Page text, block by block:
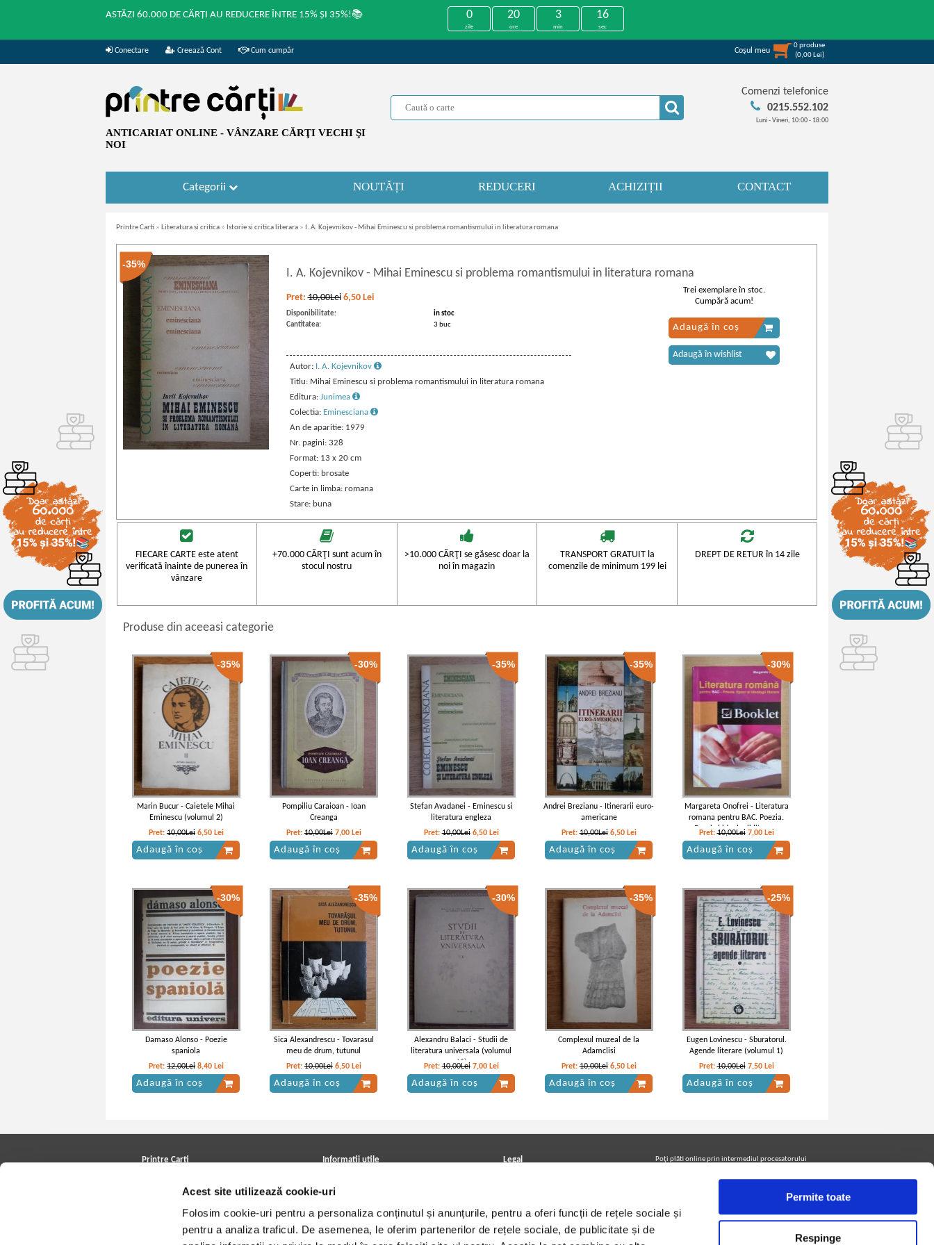
Acest site utilizează cookie-uri
Folosim cookie-uri pentru a personaliza conținutul și anunțurile, pentru a oferi funcții de rețele sociale și
pentru a analiza traficul. De asemenea, le oferim partenerilor de rețele sociale, de publicitate și de
Permite toate
Respinge
ASTĂZI 60.000 DE CĂRȚI AU REDUCERE ÎNTRE 15% ȘI 35%!📚 0
zile
20
ore
3
min
16
sec
Conectare Creează Cont Cum cumpăr Coşul meu
0produse
(0,00 Lei)
ANTICARIAT ONLINE - VÂNZARE CĂRŢI VECHI ŞI
NOI
Comenzi telefonice
0215.552.102
Luni - Vineri, 10:00 - 18:00
Categorii NOUTĂȚI REDUCERI ACHIZIȚII CONTACT
Printre Carti » Literatura si critica » Istorie si critica literara » I. A. Kojevnikov - Mihai Eminescu si problema romantismului in literatura romana
-35%
I. A. Kojevnikov - Mihai Eminescu si problema romantismului in literatura romana
Pret:10,00Lei 6,50 Lei
Disponibilitate:
in stoc
Cantitatea:
3 buc
Autor: I. A. Kojevnikov
Titlu: Mihai Eminescu si problema romantismului in literatura romana
Editura: Junimea
Colectia: Eminesciana
An de aparitie: 1979
Nr. pagini: 328
Format: 13 x 20 cm
Coperti: brosate
Carte in limba: romana
Stare: buna
Trei exemplare în stoc.
Cumpără acum!
Adaugă în coș
Adaugă în wishlist
FIECARE CARTE este atent
verificată înainte de punerea în
vânzare
+70.000 CĂRŢI sunt acum în
stocul nostru
>10.000 CĂRŢI se găsesc doar la
noi în magazin
TRANSPORT GRATUIT la
comenzile de minimum 199 lei
DREPT DE RETUR în 14 zile
Produse din aceeasi categorie
-35%
Marin Bucur - Caietele Mihai
Eminescu (volumul 2)
Pret: 10,00Lei 6,50 Lei
Adaugă în coș
-30%
Pompiliu Caraioan - Ioan
Creanga
Pret:10,00Lei 7,00 Lei
Adaugă în coș
-35%
Stefan Avadanei - Eminescu si
literatura engleza
Pret:10,00Lei 6,50 Lei
Adaugă în coș
-35%
Andrei Brezianu - Itinerarii euro-
americane
Pret:10,00Lei 6,50 Lei
Adaugă în coș
-30%
Margareta Onofrei - Literatura
romana pentru BAC. Poezia.
Epoci si ideologii literare
Pret:10,00Lei 7,00 Lei
Adaugă în coș
-30%
Damaso Alonso - Poezie
spaniola
Pret: 12,00Lei 8,40 Lei
Adaugă în coș
-35%
Sica Alexandrescu - Tovarasul
meu de drum, tutunul
Pret:10,00Lei 6,50 Lei
Adaugă în coș
-30%
Alexandru Balaci - Studii de
literatura universala (volumul
10)
Pret:10,00Lei 7,00 Lei
Adaugă în coș
-35%
Complexul muzeal de la
Adamclisi
Pret:10,00Lei 6,50 Lei
Adaugă în coș
-25%
Eugen Lovinescu - Sburatorul.
Agende literare (volumul 1)
Pret:10,00Lei 7,50 Lei
Adaugă în coș
Printre Carti
Cele mai căutate cărți
Informatii utile
Achizitii viniluri, casete, CD/DVD
Cum cumpar?
Politica de livrare
Retur comenzi
Legal
Termeni si conditii
Utilizare cookie-uri
Poţi plăti online prin intermediul procesatorului
Urmăreşte-ne pe facebook pentru a fi la curent cu